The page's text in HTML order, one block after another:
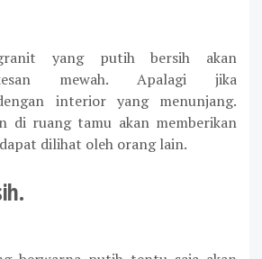
yang putih bersih akan
mewah. Apalagi jika
interior yang menunjang.
di ruang tamu akan memberikan
dilihat oleh orang lain.